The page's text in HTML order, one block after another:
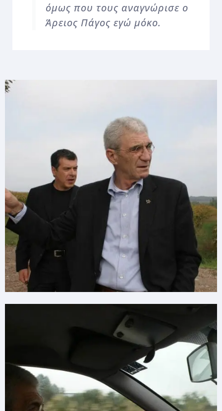
όμως που τους αναγνώρισε ο
Άρειος Πάγος εγώ μόκο.